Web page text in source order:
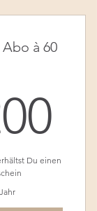
à 60
Du einen